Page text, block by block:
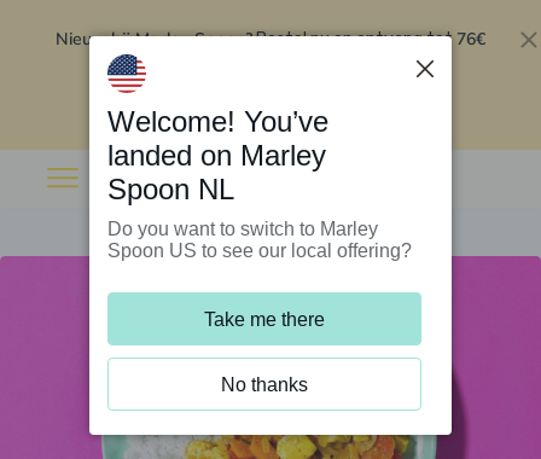
Nieuw bij Marley Spoon?Bestel nu en ontvang tot 76€
Welcome! You’ve
landed on Marley
Spoon NL
Do you want to switch to Marley
Spoon US to see our local offering?
Take me there
No thanks